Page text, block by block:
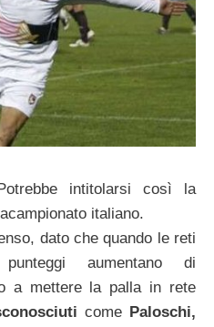
intitolarsi così la
italiano.
dato che quando le reti
aumentano di
a mettere la palla in rete
come Paloschi,